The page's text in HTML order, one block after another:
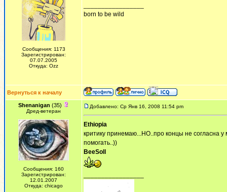
Сообщения: 1173
Зарегистрирован:
07.07.2005
Откуда: Ozz
born to be wild
Вернуться к началу
Shenanigan (35)
Дред-ветеран
Сообщения: 160
Зарегистрирован:
12.01.2007
Откуда: chicago
Добавлено: Ср Янв 16, 2008 11:54 pm
Ethiopia
критику принемаю...НО..про концы не согласна
помогать..))
BeeSoll